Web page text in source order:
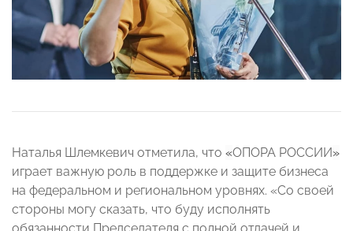
Наталья Шлемкевич отметила, что «ОПОРА РОССИИ»
играет важную роль в поддержке и защите бизнеса
на федеральном и региональном уровнях. «Со своей
стороны могу сказать, что буду исполнять